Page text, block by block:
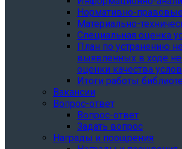
Нормативно-
Материально-
Специальная оценка
План по устранению
выявленных в ходе
оценки качества
Итоги работы
Вакансии
Вопрос-ответ
Вопрос-ответ
Задать вопрос
Награды и поощрения